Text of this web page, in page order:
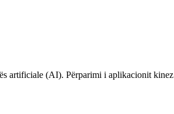
artificiale (AI). Përparimi i aplikacionit